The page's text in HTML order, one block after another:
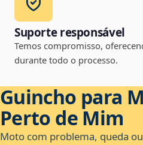
Suporte responsável
Temos compromisso,
durante todo o processo.
Guincho para
Perto de Mim
Moto com problema, queda